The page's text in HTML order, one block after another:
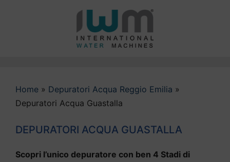
Home » Depuratori Acqua Reggio Emilia »
Depuratori Acqua Guastalla
DEPURATORI ACQUA GUASTALLA
Scopri l’unico depuratore con ben 4 Stadi di